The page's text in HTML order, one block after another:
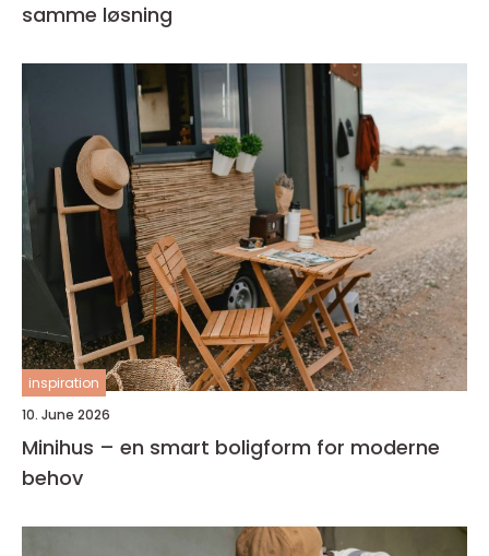
samme løsning
inspiration
10. June 2026
Minihus – en smart boligform for moderne
behov